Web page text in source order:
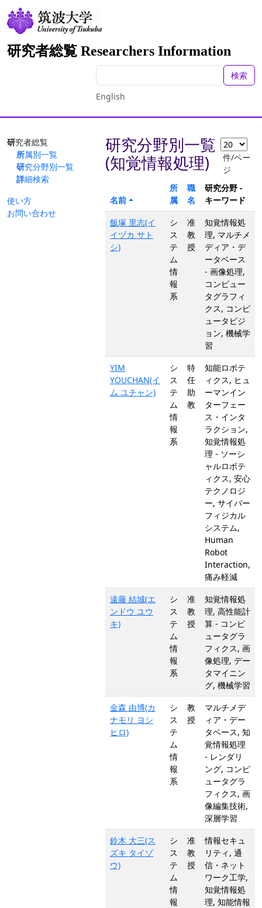
研究者総覧 Researchers Information
検索
English
研究者総覧
所属別一覧
研究分野別一覧
詳細検索
使い方
お問い合わせ
研究分野別一覧
(知覚情報処理)
件/ペー
ジ
名前
所
属
職
名
研究分野 -
キーワード
飯塚 里志(イ
イヅカ サト
シ)
シ
ス
テ
ム
情
報
系
准
教
授
知覚情報処
理, マルチメ
ディア・デ
ータベース
- 画像処理,
コンピュー
タグラフィ
クス, コンピ
ュータビジ
ョン, 機械学
習
YIM
YOUCHAN(イ
ム ユチャン)
シ
ス
テ
ム
情
報
系
特
任
助
教
知能ロボテ
ィクス, ヒュ
ーマンイン
ターフェー
ス・インタ
ラクション,
知覚情報処
理 - ソーシ
ャルロボテ
ィクス, 安心
テクノロジ
ー, サイバー
フィジカル
システム,
Human
Robot
Interaction,
痛み軽減
遠藤 結城(エ
ンドウ ユウ
キ)
シ
ス
テ
ム
情
報
系
准
教
授
知覚情報処
理, 高性能計
算 - コンピ
ュータグラ
フィクス, 画
像処理, デー
タマイニン
グ, 機械学習
金森 由博(カ
ナモリ ヨシ
ヒロ)
シ
ス
テ
ム
情
報
系
教
授
マルチメデ
ィア・デー
タベース, 知
覚情報処理
- レンダリ
ング, コンピ
ュータグラ
フィクス, 画
像編集技術,
深層学習
鈴木 大三(ス
ズキ タイゾ
ウ)
シ
ス
テ
ム
情
報
准
教
授
情報セキュ
リティ, 通
信・ネット
ワーク工学,
知覚情報処
理, 知能情報